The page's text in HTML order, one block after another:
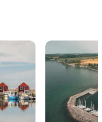
Bøgeskov